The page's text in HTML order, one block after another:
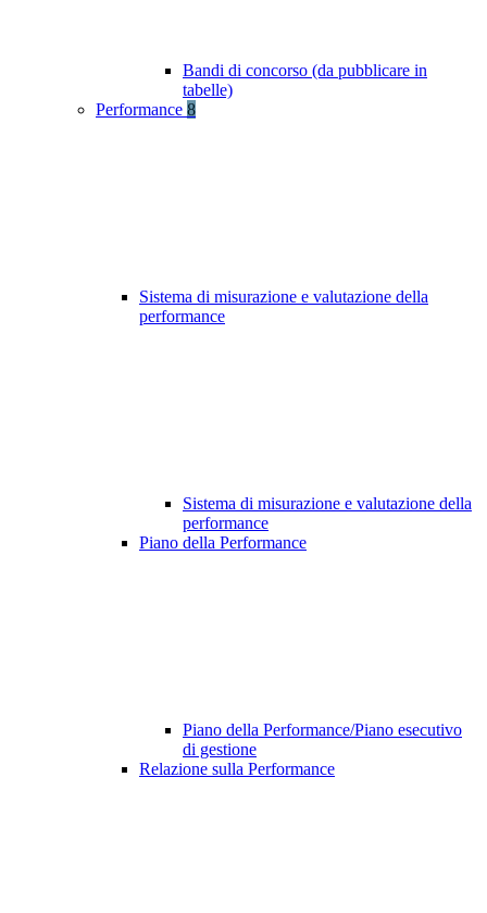
Bandi di concorso (da pubblicare in
tabelle)
Performance 8
Sistema di misurazione e valutazione della
performance
Sistema di misurazione e valutazione della
performance
Piano della Performance
Piano della Performance/Piano esecutivo
di gestione
Relazione sulla Performance